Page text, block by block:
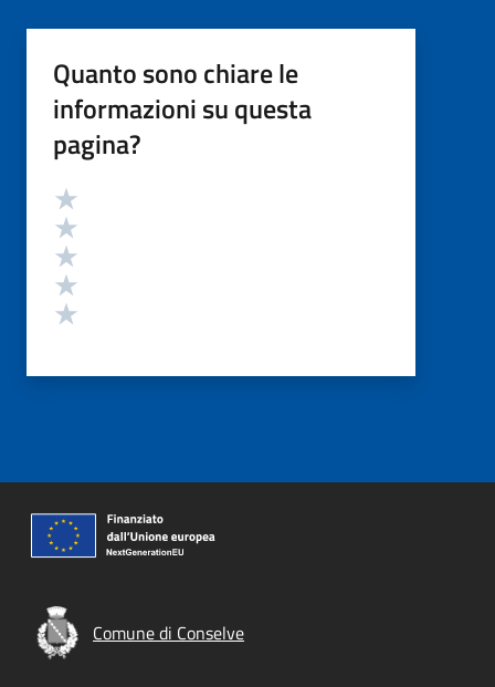
Quanto sono chiare le
informazioni su questa
pagina?
Valutazione
Comune di Conselve